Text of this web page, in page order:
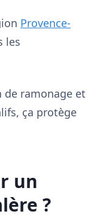
Provence-
les
ramonage et
ça protège
un
?